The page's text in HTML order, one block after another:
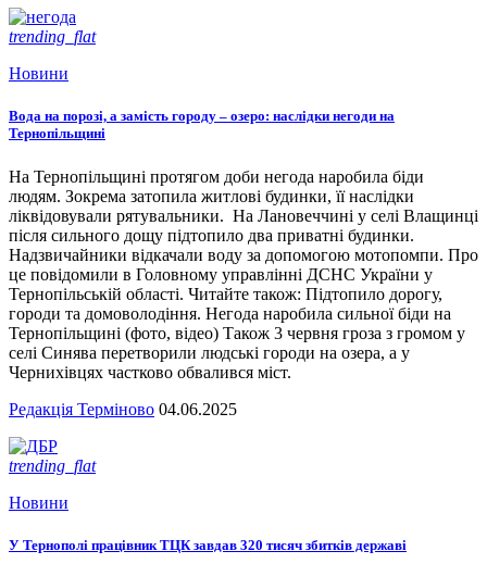
trending_flat
Новини
Вода на порозі, а замість городу – озеро: наслідки негоди на
Тернопільщині
На Тернопільщині протягом доби негода наробила біди
людям. Зокрема затопила житлові будинки, її наслідки
ліквідовували рятувальники. На Лановеччині у селі Влащинці
після сильного дощу підтопило два приватні будинки.
Надзвичайники відкачали воду за допомогою мотопомпи. Про
це повідомили в Головному управлінні ДСНС України у
Тернопільській області. Читайте також: Підтопило дорогу,
городи та домоволодіння. Негода наробила сильної біди на
Тернопільщині (фото, відео) Також 3 червня гроза з громом у
селі Синява перетворили людські городи на озера, а у
Чернихівцях частково обвалився міст.
Редакція Терміново 04.06.2025
trending_flat
Новини
У Тернополі працівник ТЦК завдав 320 тисяч збитків державі